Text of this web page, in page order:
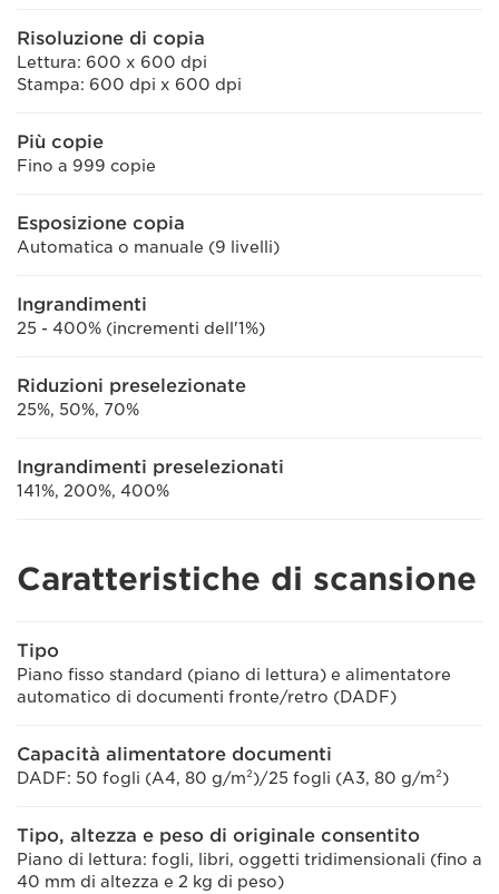
Risoluzione di copia
Lettura: 600 x 600 dpi
Stampa: 600 dpi x 600 dpi
Più copie
Fino a 999 copie
Esposizione copia
Automatica o manuale (9 livelli)
Ingrandimenti
25 - 400% (incrementi dell'1%)
Riduzioni preselezionate
25%, 50%, 70%
Ingrandimenti preselezionati
141%, 200%, 400%
Caratteristiche di scansione
Tipo
Piano fisso standard (piano di lettura) e alimentatore
automatico di documenti fronte/retro (DADF)
Capacità alimentatore documenti
DADF: 50 fogli (A4, 80 g/m²)/25 fogli (A3, 80 g/m²)
Tipo, altezza e peso di originale consentito
Piano di lettura: fogli, libri, oggetti tridimensionali (fino a
40 mm di altezza e 2 kg di peso)